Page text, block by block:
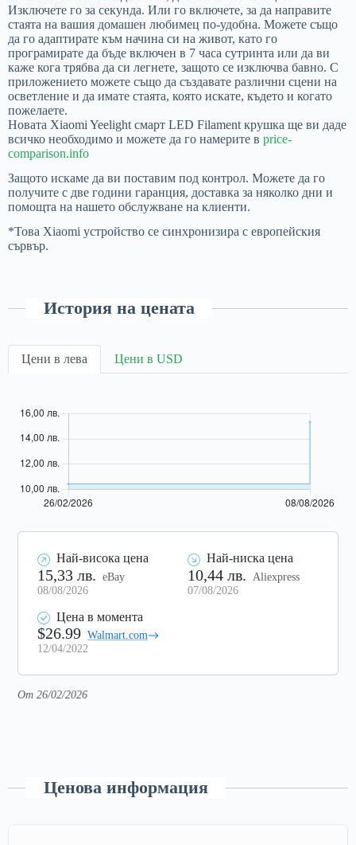
Изключете го за секунда. Или го включете, за да направите
стаята на вашия домашен любимец по-удобна. Можете също
да го адаптирате към начина си на живот, като го
програмирате да бъде включен в 7 часа сутринта или да ви
каже кога трябва да си легнете, защото се изключва бавно. С
приложението можете също да създавате различни сцени на
осветление и да имате стаята, която искате, където и когато
пожелаете.
Новата Xiaomi Yeelight смарт LED Filament крушка ще ви даде
всичко необходимо и можете да го намерите в price-
comparison.info
Защото искаме да ви поставим под контрол. Можете да го
получите с две години гаранция, доставка за няколко дни и
помощта на нашето обслужване на клиенти.
*Това Xiaomi устройство се синхронизира с европейския
сървър.
История на цената
Цени в лева Цени в USD
Най-висока цена
15,33 лв. eBay
08/08/2026
Най-ниска цена
10,44 лв.
Aliexpress
07/08/2026
Цена в момента
$26.99 Walmart.com
12/04/2022
От 26/02/2026
Ценова информация